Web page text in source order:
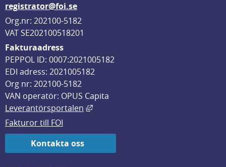
registrator@foi.se
Org.nr: 202100-5182
VAT SE202100518201
Fakturaadress
PEPPOL ID: 0007:2021005182
EDI adress: 2021005182
Org nr: 202100-5182
VAN operatör: OPUS Capita
Leverantörsportalen
Länk till annan webbplats, öppnas
Fakturor till FOI
Kontakta oss